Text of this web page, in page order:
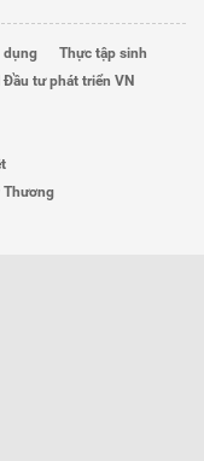
dụng
Thực tập sinh
Đầu tư phát triển VN
Thương